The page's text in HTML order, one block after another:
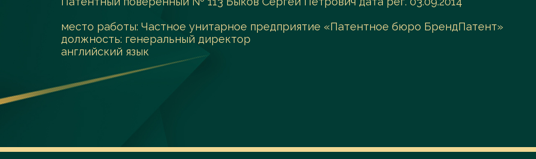
место работы: Частное унитарное предприятие «Патентное бюро БрендПатент»
должность: генеральный директор
английский язык